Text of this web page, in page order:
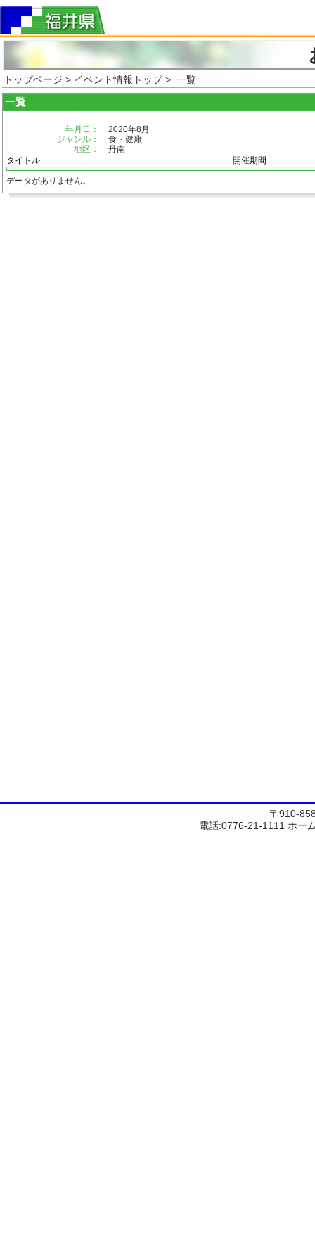
トップページ > イベント情報トップ> 一覧
一覧
年月日：
2020年8月
ジャンル：
食・健康
地区：
丹南
タイトル
開催期間
データがありません。
〒910-
電話:0776-21-1111 ホー